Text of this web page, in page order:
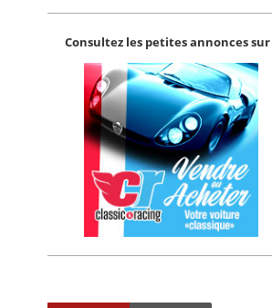
Consultez les petites annonces sur